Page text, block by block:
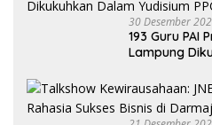
30 Desember
193 Guru PAI
Lampung